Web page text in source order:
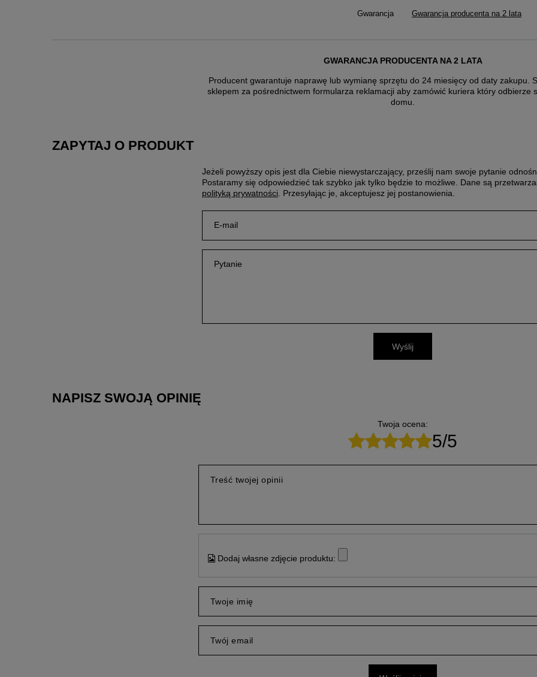
Gwarancja Gwarancja producenta na 2 lata
GWARANCJA PRODUCENTA NA 2 LATA
Producent gwarantuje naprawę lub wymianę sprzętu do 24 miesięcy od daty zakupu.
sklepem za pośrednictwem formularza reklamacji abyzamówić kuriera który odbierze
domu.
ZAPYTAJ O PRODUKT
Jeżeli powyższy opis jest dla Ciebie niewystarczający, prześlij nam swoje pytanie
Postaramy się odpowiedzieć tak szybko jak tylko będzie to możliwe. Dane są
polityką prywatności . Przesyłając je, akceptujesz jej postanowienia.
E-mail
Pytanie
Wyślij
NAPISZ SWOJĄ OPINIĘ
Twoja ocena:
5/5
Treść twojej opinii
Dodaj własne zdjęcie produktu:
Twoje imię
Twój email